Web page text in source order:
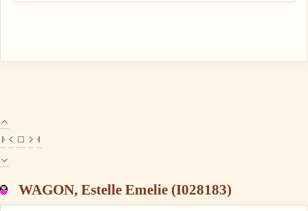
WAGON, Estelle Emelie (I028183)